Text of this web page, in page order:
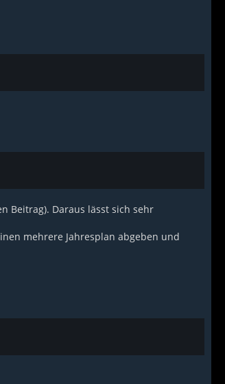
Beitrag). Daraus lässt sich sehr
mehrere Jahresplan abgeben und